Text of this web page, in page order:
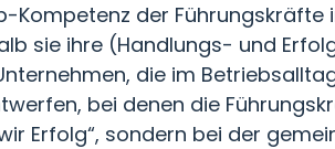
der Führungskräfte
sie ihre (Handlungs- und
die im
bei denen die
Erfolg“, sondern bei der